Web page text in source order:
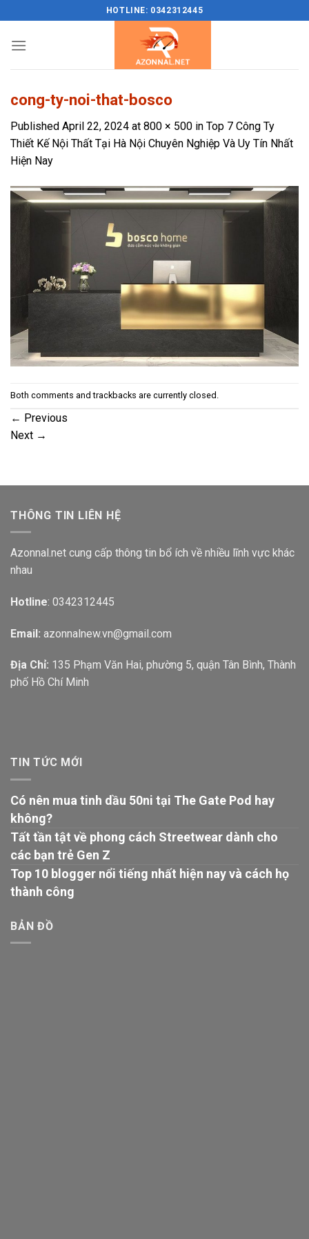
content
HOTLINE: 0342312445
cong-ty-noi-that-bosco
Published April 22, 2024 at 800 × 500 in Top 7 Công Ty
Thiết Kế Nội Thất Tại Hà Nội Chuyên Nghiệp Và Uy Tín Nhất
Hiện Nay
Both comments and trackbacks are currently closed.
← Previous
Next →
THÔNG TIN LIÊN HỆ
Azonnal.net cung cấp thông tin bổ ích về nhiều lĩnh vực khác
nhau
Hotline: 0342312445
Email: azonnalnew.vn@gmail.com
Địa Chỉ: 135 Phạm Văn Hai, phường 5, quận Tân Bình, Thành
phố Hồ Chí Minh
TIN TỨC MỚI
Có nên mua tinh dầu 50ni tại The Gate Pod hay
không?
Tất tần tật về phong cách Streetwear dành cho
các bạn trẻ Gen Z
Top 10 blogger nổi tiếng nhất hiện nay và cách họ
thành công
BẢN ĐỒ